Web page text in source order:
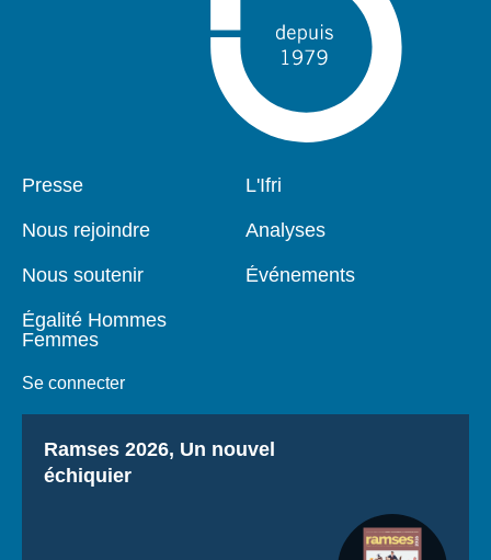
Pied
Presse
Nous rejoindre
Nous soutenir
Égalité Hommes
Femmes
Se connecter
Navigation
L'Ifri
Analyses
Événements
Titre
Ramses 2026, Un nouvel
échiquier